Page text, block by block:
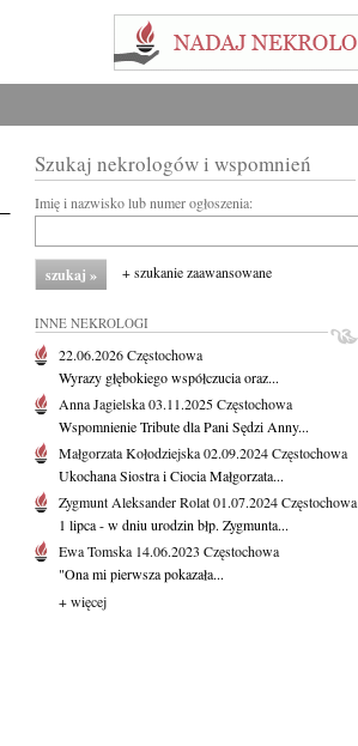
Szukaj nekrologów i wspomnień
Imię i nazwisko lub numer ogłoszenia:
+ szukanie zaawansowane
INNE NEKROLOGI
22.06.2026Częstochowa
Wyrazy głębokiego współczucia oraz...
Anna Jagielska03.11.2025Częstochowa
Wspomnienie Tribute dla Pani Sędzi Anny...
Małgorzata Kołodziejska02.09.2024Częstochowa
Ukochana Siostra i Ciocia Małgorzata...
Zygmunt Aleksander Rolat01.07.2024Częstochowa
1 lipca - w dniu urodzin błp. Zygmunta...
Ewa Tomska 14.06.2023 Częstochowa
"Ona mi pierw­sza po­ka­za­ła...
+ więcej